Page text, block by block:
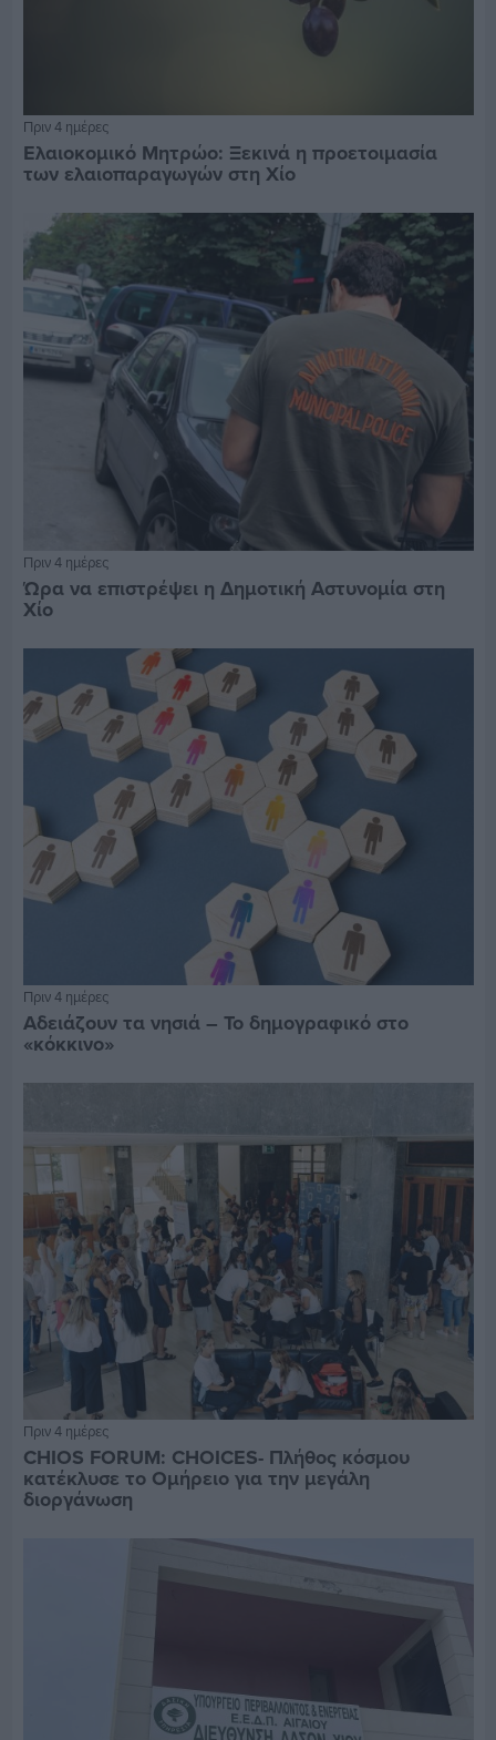
Πριν 4 ημέρες
Ελαιοκομικό Μητρώο: Ξεκινά η προετοιμασία
των ελαιοπαραγωγών στη Χίο
Πριν 4 ημέρες
Ώρα να επιστρέψει η Δημοτική Αστυνομία στη
Χίο
Πριν 4 ημέρες
Αδειάζουν τα νησιά – Το δημογραφικό στο
«κόκκινο»
Πριν 4 ημέρες
CHIOS FORUM: CHOICES- Πλήθος κόσμου
κατέκλυσε το Ομήρειο για την μεγάλη
διοργάνωση